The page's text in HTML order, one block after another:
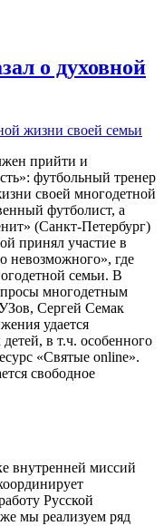
о духовной
прийти и
футбольный тренер
своей многодетной
футболист, а
(Санкт-Петербург)
принял участие в
невозможного», где
семьи. В
многодетным
Сергей Семак
удается
в т.ч. особенного
«Святые online».
свободное
внутренней миссий
Русской
мы реализуем ряд